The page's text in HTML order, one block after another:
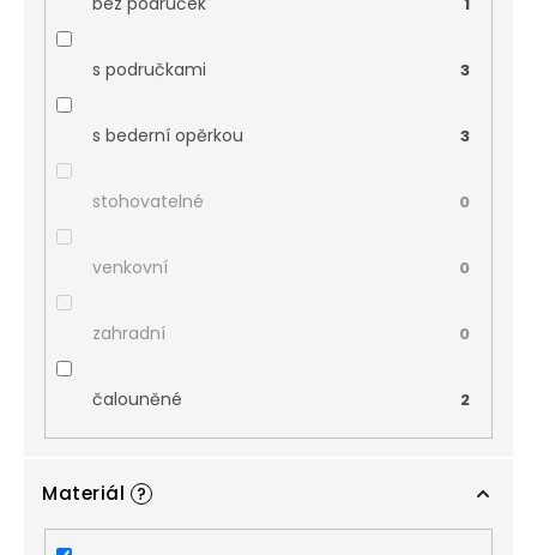
s područkami 3
s bederní opěrkou 3
stohovatelné 0
venkovní 0
zahradní 0
čalouněné 2
Materiál ?